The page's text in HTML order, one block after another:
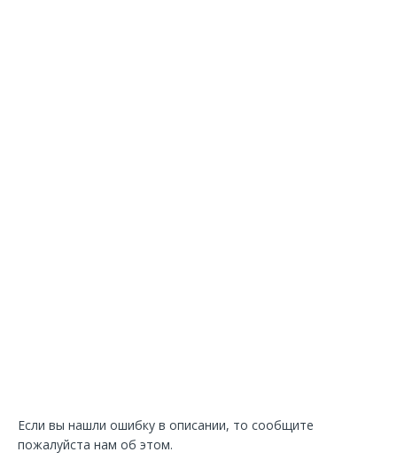
Если вы нашли ошибку в описании, то сообщите
пожалуйста нам об этом.